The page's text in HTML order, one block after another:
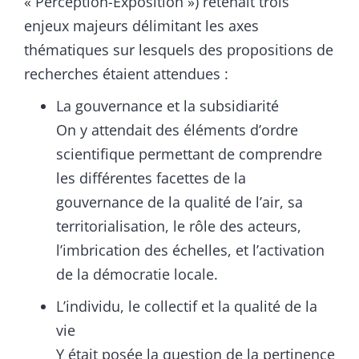
enjeux majeurs délimitant les axes
thématiques sur lesquels des propositions de
recherches étaient attendues :
La gouvernance et la subsidiarité
On y attendait des éléments d’ordre
scientifique permettant de comprendre
les différentes facettes de la
gouvernance de la qualité de l’air, sa
territorialisation, le rôle des acteurs,
l’imbrication des échelles, et l’activation
de la démocratie locale.
Lʼindividu, le collectif et la qualité de la
vie
Y était posée la question de la pertinence